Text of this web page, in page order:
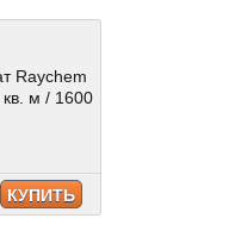
Raychem
м / 1600
КУПИТЬ